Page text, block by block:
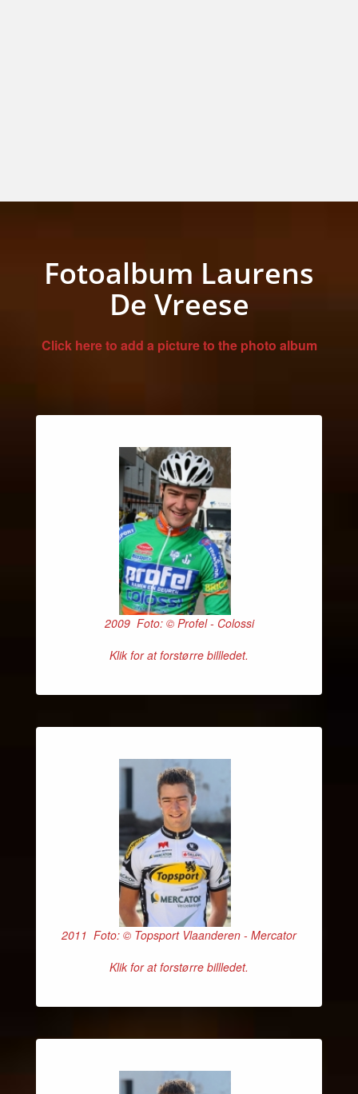
Fotoalbum Laurens
De Vreese
Click here to add a picture to the photo album
2009 Foto: © Profel - Colossi
Klik for at forstørre billledet.
2011 Foto: © Topsport Vlaanderen - Mercator
Klik for at forstørre billledet.